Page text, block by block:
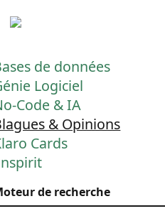
de données
Logiciel
Code & IA
& Opinions
Cards
de recherche
2025 =
5 janvier 2025 IA